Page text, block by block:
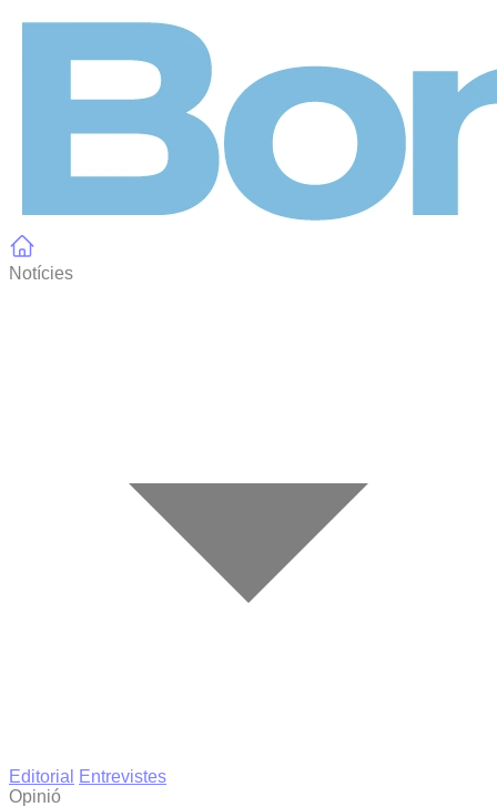
Notícies
Editorial
Entrevistes
Opinió